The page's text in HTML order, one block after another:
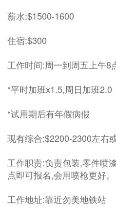
薪水:$1500-1600
住宿:$300
工作时间:周一到周五上午8
*平时加班x1.5,周日加班2.0
*试用期后有年假病假
现有综合:$2200-2300左右
工作职责:负责包装,零件喷
点即可报名,会用喷枪更好。
工作地址:靠近勿美地铁站